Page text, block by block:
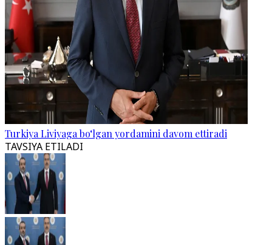
Turkiya Liviyaga bo‘lgan yordamini davom ettiradi
TAVSIYA ETILADI